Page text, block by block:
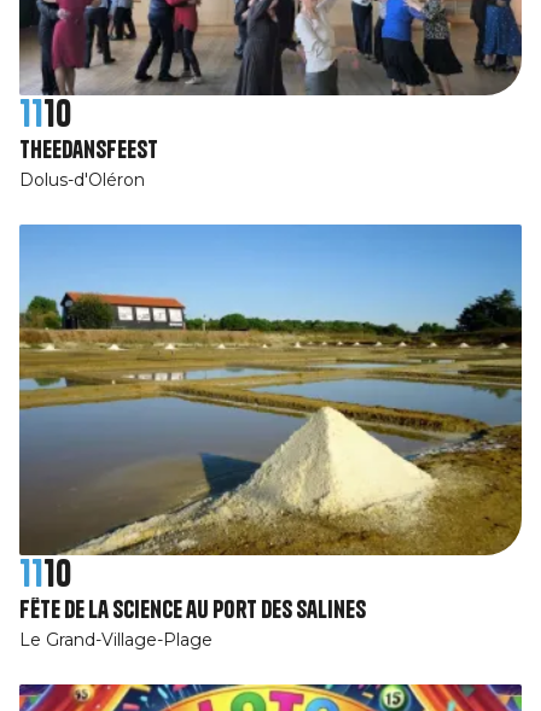
1110
Theedansfeest
Dolus-d'Oléron
1110
Fête de la science au Port des Salines
Le Grand-Village-Plage